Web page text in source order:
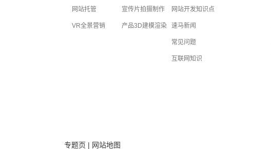
网站托管
VR全景营销
宣传片拍摄制作
产品3D建模渲染
网站开发知识点
速马新闻
常见问题
互联网知识
专题页 | 网站地图